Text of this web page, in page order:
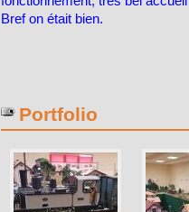
Bref on était bien.
Portfolio